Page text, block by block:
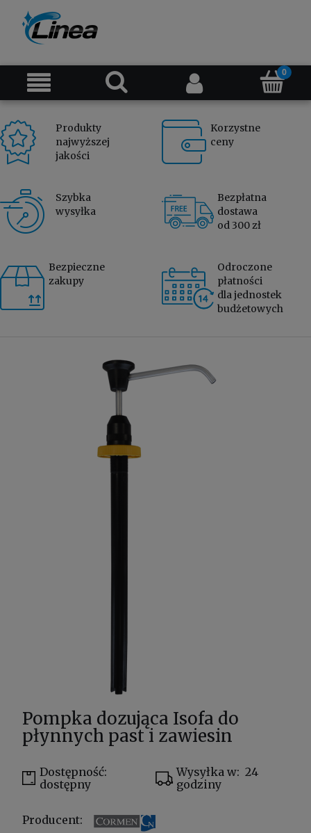
Produkty
najwyższej
jakości
Korzystne
ceny
Szybka
wysyłka
Bezpłatna
dostawa
od 300 zł
Bezpieczne
zakupy
Odroczone
płatności
dla jednostek
budżetowych
Pompka dozująca Isofa do
płynnych past i zawiesin
Dostępność:
dostępny
Wysyłka w: 24
godziny
Producent: